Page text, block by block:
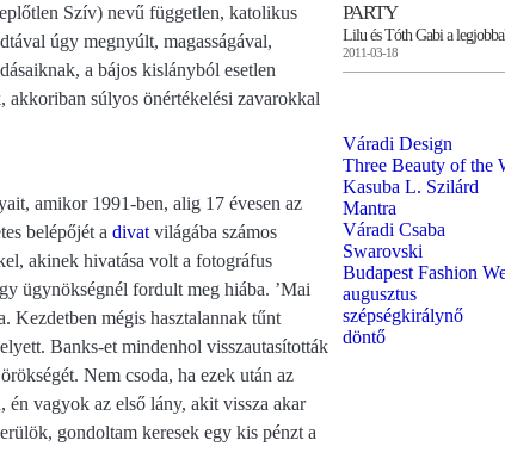
Szív) nevű független, katolikus
úgy megnyúlt, magasságával,
a bájos kislányból esetlen
akkoriban súlyos önértékelési zavarokkal
amikor 1991-ben, alig 17 évesen az
belépőjét a divat világába számos
akinek hivatása volt a fotográfus
ügynökségnél fordult meg hiába. ’Mai
Kezdetben mégis hasztalannak tűnt
Banks-et mindenhol visszautasították
Nem csoda, ha ezek után az
vagyok az első lány, akit vissza akar
gondoltam keresek egy kis pénzt a
PARTY
Lilu és Tóth Gabi a
2011-03-18
Váradi Design
Three Beauty of the
Kasuba L. Szilárd
Mantra
Váradi Csaba
Swarovski
Budapest Fashion
augusztus
szépségkirálynő
döntő